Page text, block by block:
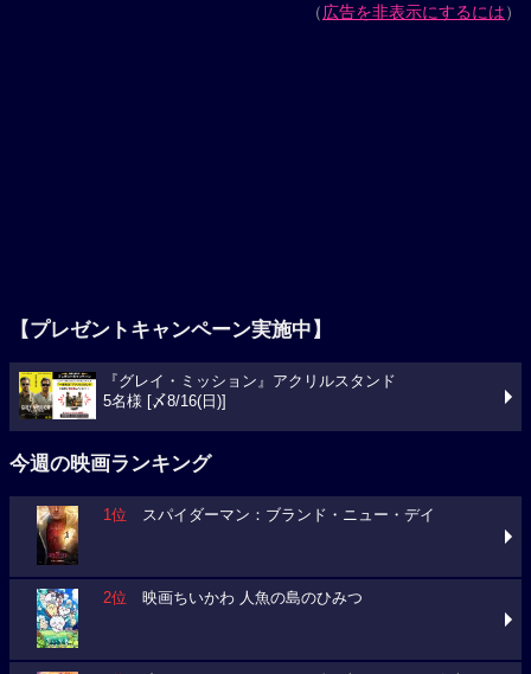
（広告を非表示にするには）
【プレゼントキャンペーン実施中】
『グレイ・ミッション』アクリルスタンド
5名様 [〆8/16(日)]
今週の映画ランキング
1位 スパイダーマン：ブランド・ニュー・デイ
2位 映画ちいかわ 人魚の島のひみつ